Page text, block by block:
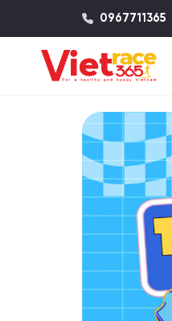
0967711365